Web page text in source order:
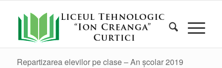
Repartizarea elevilor pe clase – An școlar 2019